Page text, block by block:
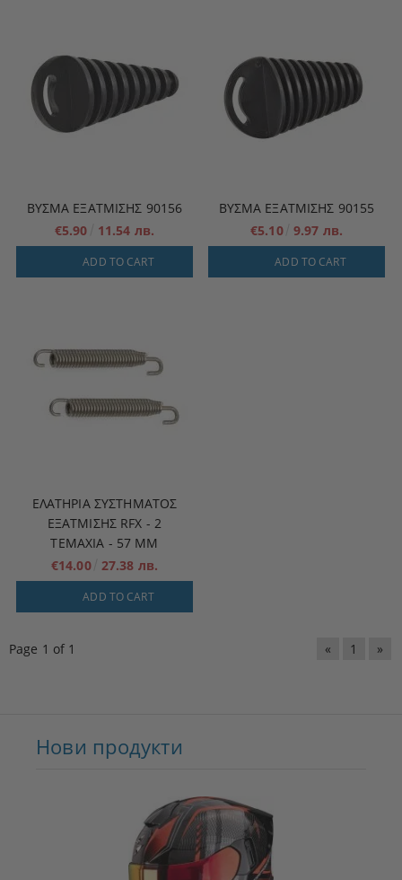
ΒΎΣΜΑ ΕΞΆΤΜΙΣΗΣ 90156
€5.90
11.54 лв.
ADD TO CART
ΒΎΣΜΑ ΕΞΆΤΜΙΣΗΣ 90155
€5.10 9.97 лв.
ADD TO CART
ΕΛΑΤΉΡΙΑ ΣΥΣΤΉΜΑΤΟΣ
ΕΞΆΤΜΙΣΗΣ RFX - 2
ΤΕΜΆΧΙΑ - 57 MM
€14.00 27.38 лв.
ADD TO CART
Page 1 of 1 « 1 »
Нови продукти